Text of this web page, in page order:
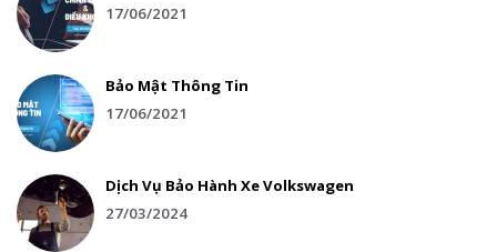
17/06/2021
Bảo Mật Thông Tin
17/06/2021
Dịch Vụ Bảo Hành Xe Volkswagen
27/03/2024